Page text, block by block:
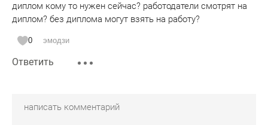
диплом кому то нужен сейчас? работодатели смотрят на
диплом? без диплома могут взять на работу?
0 эмодзи
Ответить